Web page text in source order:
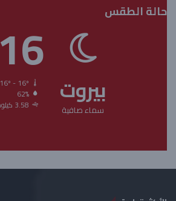
ة
ا
ل
س
ق
ة
ي
ة
حالة الطقس
بيروت
سماء صافية
16
62%
3.58 كيلومتر/ساعة